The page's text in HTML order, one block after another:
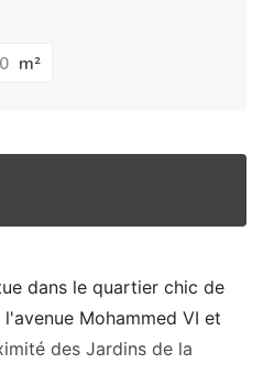
m²
dans le quartier chic de
Mohammed VI et
des Jardins de la